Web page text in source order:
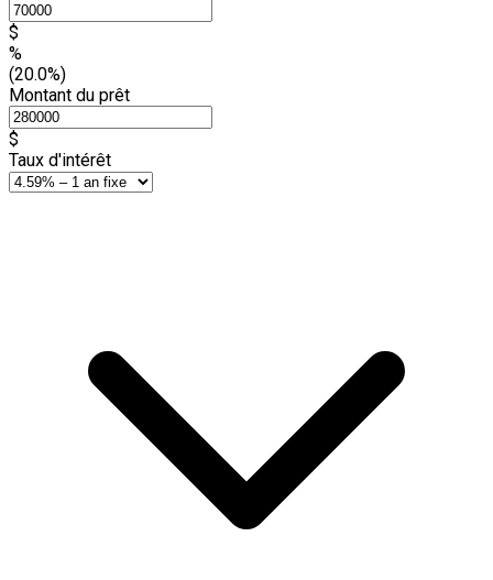
$
%
(20.0%)
Montant du prêt
$
Taux d'intérêt